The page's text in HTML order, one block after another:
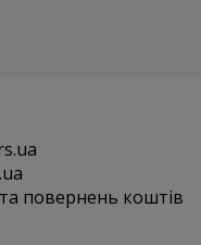
повернень коштів